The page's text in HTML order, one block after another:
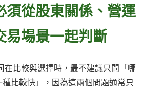
須從股東關係、營運
易場景一起判斷
在比較與選擇時，最不建議只問「哪
比較快」，因為這兩個問題通常只